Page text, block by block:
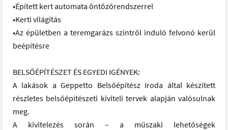
•Épített kert automata öntözőrendszerrel
•Kerti világítás
•Az épületben a teremgarázs szintről induló felvonó kerül
beépítésre
BELSŐÉPÍTÉSZET ÉS EGYEDI IGÉNYEK:
A lakások a Geppetto Belsőépítész Iroda által készített
részletes belsőépítészeti kiviteli tervek alapján valósulnak
meg.
A kivitelezés során – a műszaki lehetőségek